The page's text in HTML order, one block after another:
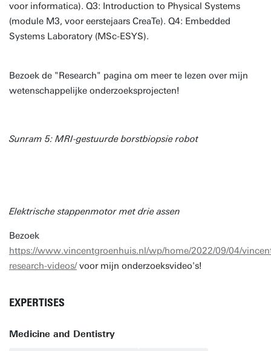
voor informatica). Q3: Introduction to Physical Systems
(module M3, voor eerstejaars CreaTe). Q4: Embedded
Systems Laboratory (MSc-ESYS).
Bezoek de "Research" pagina om meer te lezen over mijn
wetenschappelijke onderzoeksprojecten!
Sunram 5: MRI-gestuurde borstbiopsie robot
Elektrische stappenmotor met drie assen
Bezoek
https://www.vincentgroenhuis.nl/wp/home/2022/09/04/
research-videos/voor mijn onderzoeksvideo's!
EXPERTISES
Medicine and Dentistry